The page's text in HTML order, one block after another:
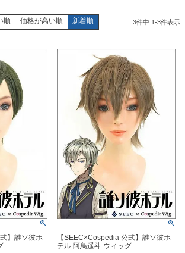
順 価格が高い順 新着順 3件中 1-3件表示
】誰ソ彼ホ
【SEEC×Cospedia 公式】誰ソ彼ホ
テル 阿鳥遥斗 ウィッグ